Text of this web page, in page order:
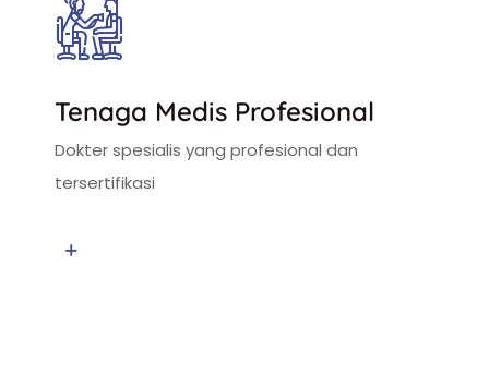
Tenaga Medis Profesional
Dokter spesialis yang profesional dan
tersertifikasi